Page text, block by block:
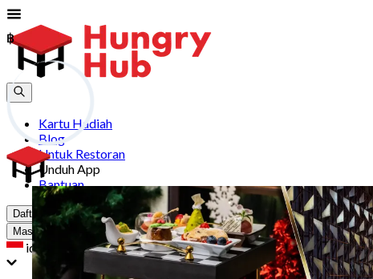
Kartu Hadiah
Blog
Untuk Restoran
Unduh App
Bantuan
Daftar
Masuk
id
฿
฿